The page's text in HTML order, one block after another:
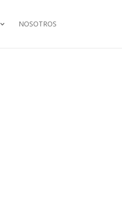
NOSOTROS